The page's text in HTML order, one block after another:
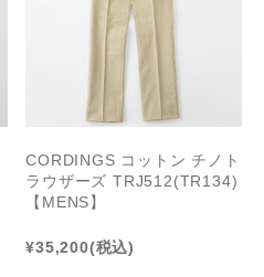
CORDINGS コットン チノト
ラウザーズ TRJ512(TR134)
【MENS】
¥35,200(税込)